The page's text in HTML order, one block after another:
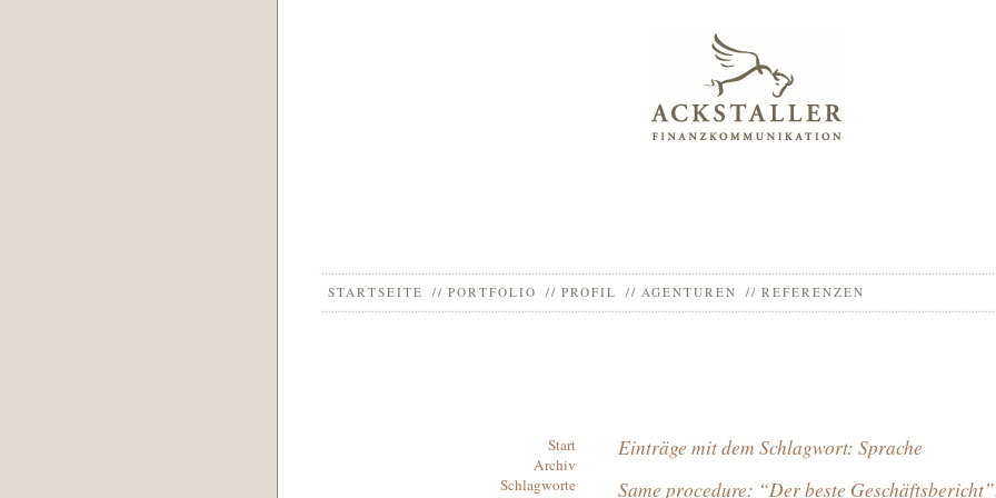
Start
Archiv
Schlagworte
Einträge mit dem Schlagwort: Sprache
Same procedure: “Der beste
STARTSEITE PORTFOLIO PROFIL AGENTUREN REFERENZEN